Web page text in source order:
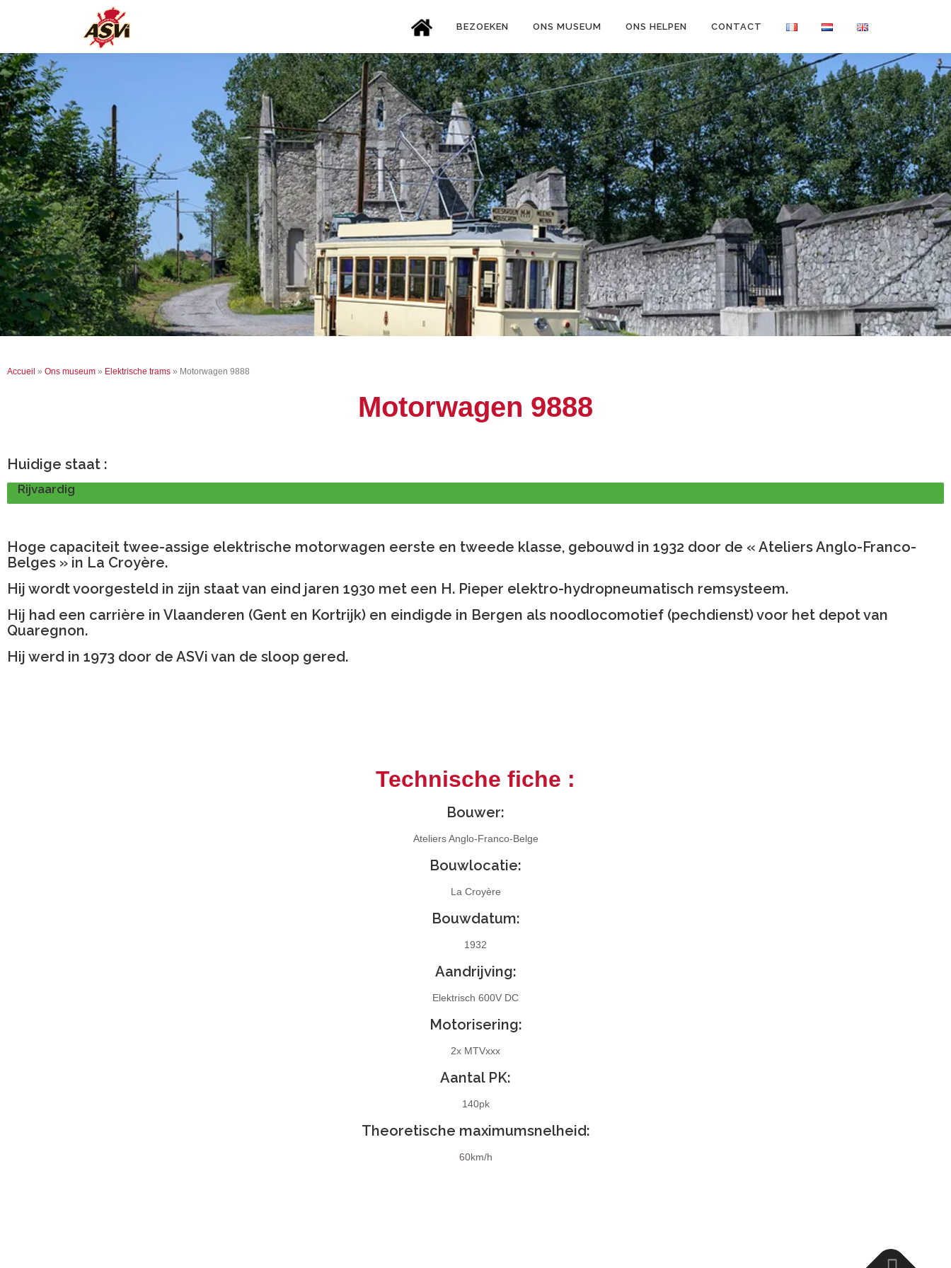
BEZOEKEN ONS MUSEUM ONS HELPEN CONTACT
Accueil » Ons museum » Elektrische trams » Motorwagen 9888
Motorwagen 9888
Huidige staat :
Rijvaardig
Hoge capaciteit twee-assige elektrische motorwagen eerste en tweede klasse, gebouwd in 1932 door de « Ateliers Anglo-Franco-
Belges » in La Croyère.
Hij wordt voorgesteld in zijn staat van eind jaren 1930 met een H. Pieper elektro-hydropneumatisch remsysteem.
Hij had een carrière in Vlaanderen (Gent en Kortrijk) en eindigde in Bergen als noodlocomotief (pechdienst) voor het depot van
Quaregnon.
Hij werd in 1973 door de ASVi van de sloop gered.
Technische fiche :
Bouwer:
Ateliers Anglo-Franco-Belge
Bouwlocatie:
La Croyère
Bouwdatum:
1932
Aandrijving:
Elektrisch 600V DC
Motorisering:
2x MTVxxx
Aantal PK:
140pk
Theoretische maximumsnelheid:
60km/h